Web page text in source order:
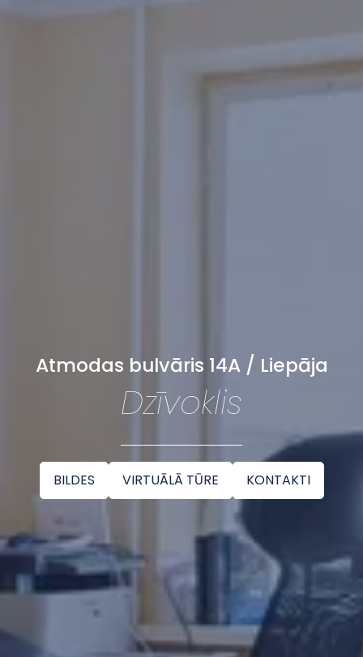
Atmodas bulvāris 14A / Liepāja
Dzīvoklis
BILDES VIRTUĀLĀ TŪRE KONTAKTI